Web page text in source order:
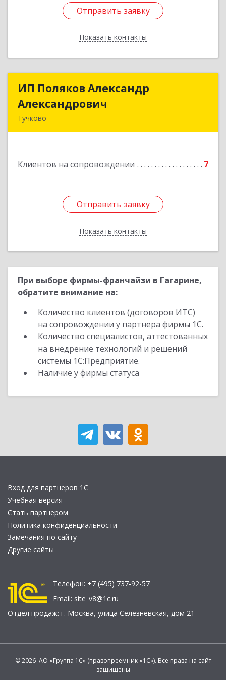
Отправить заявку
Показать контакты
Отправить заявку
Назад
ИП Поляков Александр
Александрович
Тучково
Клиентов на сопровождении 7
Отправить заявку
Показать контакты
ИП Поляков Александр
Подробнее
Отправить заявку
Назад
При выборе фирмы-франчайзи в Гагарине,
обратите внимание на:
Количество клиентов (договоров ИТС)
на сопровождении у партнера фирмы 1С.
Количество специалистов, аттестованных
на внедрение технологий и решений
системы 1С:Предприятие.
Наличие у фирмы статуса
Вход для партнеров 1С
Учебная версия
Стать партнером
Политика конфиденциальности
Замечания по сайту
Другие сайты
Телефон: +7 (495) 737-92-57
Email: site_v8@1c.ru
Отдел продаж: г. Москва, улица Селезнёвская, дом 21
© 2026 АО «Группа 1С» (правопреемник «1С»). Все права на сайт
защищены